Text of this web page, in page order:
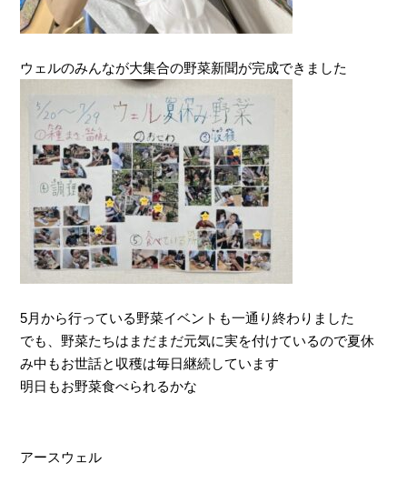
ウェルのみんなが大集合の野菜新聞が完成できました
5月から行っている野菜イベントも一通り終わりました
でも、野菜たちはまだまだ元気に実を付けているので夏休
み中もお世話と収穫は毎日継続しています
明日もお野菜食べられるかな
アースウェル